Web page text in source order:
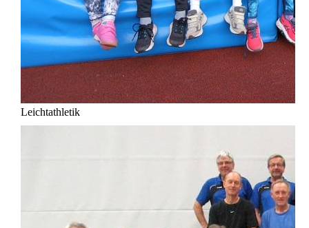
Leichtathletik